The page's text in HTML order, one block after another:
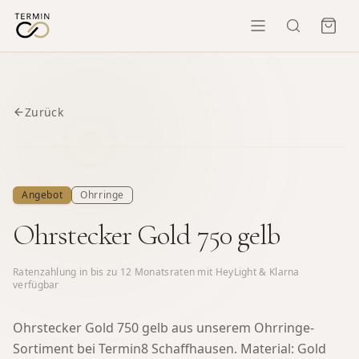
Zurück
Angebot Ohrringe
Ohrstecker Gold 750 gelb
Ratenzahlung in bis zu 12 Monatsraten mit HeyLight & Klarna
verfügbar
Ohrstecker Gold 750 gelb aus unserem Ohrringe-
Sortiment bei Termin8 Schaffhausen. Material: Gold